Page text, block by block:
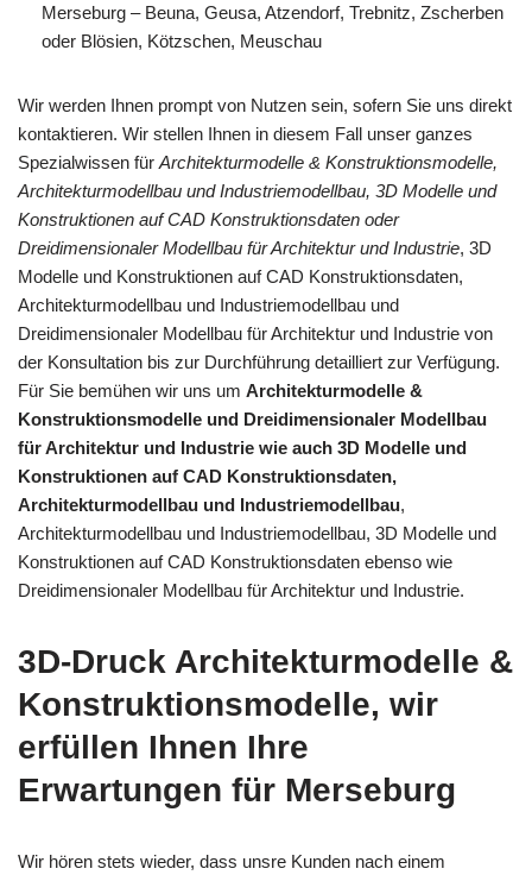
Merseburg – Beuna, Geusa, Atzendorf, Trebnitz, Zscherben
oder Blösien, Kötzschen, Meuschau
Wir werden Ihnen prompt von Nutzen sein, sofern Sie uns direkt
kontaktieren. Wir stellen Ihnen in diesem Fall unser ganzes
Spezialwissen für Architekturmodelle & Konstruktionsmodelle,
Architekturmodellbau und Industriemodellbau, 3D Modelle und
Konstruktionen auf CAD Konstruktionsdaten oder
Dreidimensionaler Modellbau für Architektur und Industrie, 3D
Modelle und Konstruktionen auf CAD Konstruktionsdaten,
Architekturmodellbau und Industriemodellbau und
Dreidimensionaler Modellbau für Architektur und Industrie von
der Konsultation bis zur Durchführung detailliert zur Verfügung.
Für Sie bemühen wir uns um Architekturmodelle &
Konstruktionsmodelle und Dreidimensionaler Modellbau
für Architektur und Industrie wie auch 3D Modelle und
Konstruktionen auf CAD Konstruktionsdaten,
Architekturmodellbau und Industriemodellbau,
Architekturmodellbau und Industriemodellbau, 3D Modelle und
Konstruktionen auf CAD Konstruktionsdaten ebenso wie
Dreidimensionaler Modellbau für Architektur und Industrie.
3D-Druck Architekturmodelle &
Konstruktionsmodelle, wir
erfüllen Ihnen Ihre
Erwartungen für Merseburg
Wir hören stets wieder, dass unsre Kunden nach einem